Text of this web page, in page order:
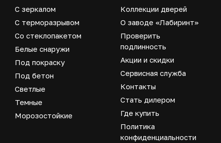
С зеркалом
С терморазрывом
Со стеклопакетом
Белые снаружи
Под покраску
Под бетон
Светлые
Темные
Морозостойкие
Коллекции дверей
О заводе «Лабиринт»
Проверить
подлинность
Акции и скидки
Сервисная служба
Контакты
Стать дилером
Где купить
Политика
конфиденциальности